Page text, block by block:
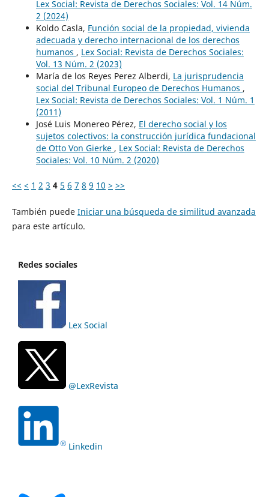
Lex Social: Revista de Derechos Sociales: Vol. 14 Núm.
2 (2024)
Koldo Casla, Función social de la propiedad, vivienda
adecuada y derecho internacional de los derechos
humanos , Lex Social: Revista de Derechos Sociales:
Vol. 13 Núm. 2 (2023)
María de los Reyes Perez Alberdi, La jurisprudencia
social del Tribunal Europeo de Derechos Humanos ,
Lex Social: Revista de Derechos Sociales: Vol. 1 Núm. 1
(2011)
José Luis Monereo Pérez, El derecho social y los
sujetos colectivos: la construcción jurídica fundacional
de Otto Von Gierke , Lex Social: Revista de Derechos
Sociales: Vol. 10 Núm. 2 (2020)
<< < 1 2 3 4 5 6 7 8 9 10 > >>
También puede Iniciar una búsqueda de similitud avanzada
para este artículo.
Redes sociales
Lex Social
@LexRevista
Linkedin